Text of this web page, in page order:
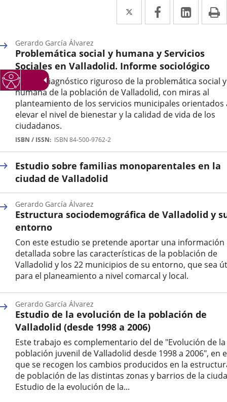
Twitter
Enlace
a
aplicación
externa.
Facebook
Enlace
a
aplicación
externa.
Enlace
a
Problemática social y humana y Servicios
Sociales en Valladolid. Informe sociológico
Primer diagnóstico riguroso de la problemática social y
humana de la población de Valladolid, con miras al
planteamiento de los servicios municipales orientados
elevar el nivel de bienestar y la calidad de vida de los
ciudadanos.
Autor
Gerardo García Álvarez
ISBN / ISSN ISBN 84-500-9762-2
Estudio sobre familias monoparentales en la
ciudad de Valladolid
Estructura sociodemográfica de Valladolid y
entorno
Con este estudio se pretende aportar una información
detallada sobre las características de la población de
Valladolid y los 22 municipios de su entorno, que sea
para el planeamiento a nivel comarcal y local.
Gerardo García Álvarez
Estudio de la evolución de la población de
Valladolid (desde 1998 a 2006)
Este trabajo es complementario del de "Evolución de la
población juvenil de Valladolid desde 1998 a 2006", en
que se recogen los cambios producidos en la
de población de las distintas zonas y barrios de la
Estudio de la evolución de la...
Gerardo García Álvarez